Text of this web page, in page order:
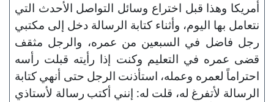
أمريكا وهذا قبل اختراع وسائل التواصل الأحدث التي
نتعامل بها اليوم، وأثناء كتابة الرسالة دخل إلى مكتبي
رجل فاضل في السبعين من عمره، والرجل مثقف
قضى عمره في التعليم وكنت إذا رأيته قبلت رأسه
احتراماً لعمره وعمله، استأذنت الرجل حتى أنهي كتابة
الرسالة لأتفرغ له، قلت له: إنني أكتب رسالة لأستاذي